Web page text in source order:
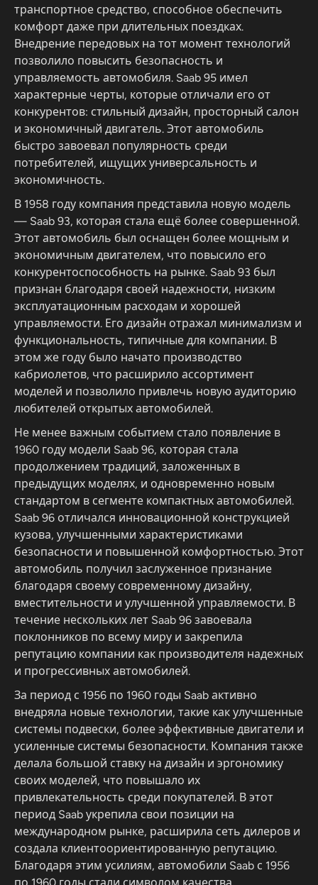
транспортное средство, способное обеспечить
комфорт даже при длительных поездках.
Внедрение передовых на тот момент технологий
позволило повысить безопасность и
управляемость автомобиля. Saab 95 имел
характерные черты, которые отличали его от
конкурентов: стильный дизайн, просторный салон
и экономичный двигатель. Этот автомобиль
быстро завоевал популярность среди
потребителей, ищущих универсальность и
экономичность.
В 1958 году компания представила новую модель
— Saab 93, которая стала ещё более совершенной.
Этот автомобиль был оснащен более мощным и
экономичным двигателем, что повысило его
конкурентоспособность на рынке. Saab 93 был
признан благодаря своей надежности, низким
эксплуатационным расходам и хорошей
управляемости. Его дизайн отражал минимализм и
функциональность, типичные для компании. В
этом же году было начато производство
кабриолетов, что расширило ассортимент
моделей и позволило привлечь новую аудиторию
любителей открытых автомобилей.
Не менее важным событием стало появление в
1960 году модели Saab 96, которая стала
продолжением традиций, заложенных в
предыдущих моделях, и одновременно новым
стандартом в сегменте компактных автомобилей.
Saab 96 отличался инновационной конструкцией
кузова, улучшенными характеристиками
безопасности и повышенной комфортностью. Этот
автомобиль получил заслуженное признание
благодаря своему современному дизайну,
вместительности и улучшенной управляемости. В
течение нескольких лет Saab 96 завоевала
поклонников по всему миру и закрепила
репутацию компании как производителя надежных
и прогрессивных автомобилей.
За период с 1956 по 1960 годы Saab активно
внедряла новые технологии, такие как улучшенные
системы подвески, более эффективные двигатели и
усиленные системы безопасности. Компания также
делала большой ставку на дизайн и эргономику
своих моделей, что повышало их
привлекательность среди покупателей. В этот
период Saab укрепила свои позиции на
международном рынке, расширила сеть дилеров и
создала клиентоориентированную репутацию.
Благодаря этим усилиям, автомобили Saab с 1956